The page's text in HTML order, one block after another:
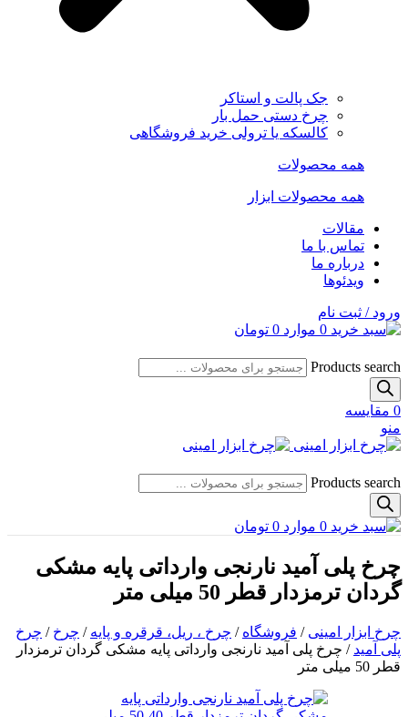
جک پالت و استاکر
چرخ دستی حمل بار
کالسکه یا ترولی خرید فروشگاهی
همه محصولات
همه محصولات ابزار
مقالات
تماس با ما
درباره ما
ویدئوها
ورود / ثبت نام
0 موارد 0 تومان
Products search
0 مقایسه
منو
Products search
0 موارد 0 تومان
چرخ پلی آمید نارنجی وارداتی پایه مشکی
گردان ترمزدار قطر 50 میلی متر
چرخ ابزار امینی / فروشگاه / چرخ ، ریل، قرقره و پایه / چرخ / چرخ
پلی آمید / چرخ پلی آمید نارنجی وارداتی پایه مشکی گردان ترمزدار
قطر 50 میلی متر